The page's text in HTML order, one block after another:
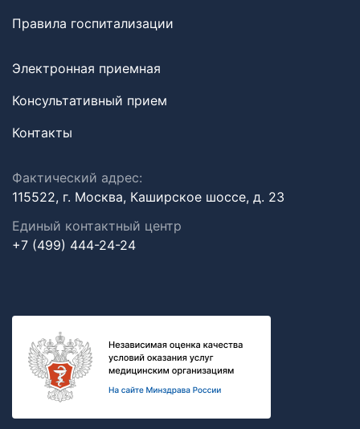
Правила госпитализации
Электронная приемная
Консультативный прием
Контакты
Фактический адрес:
115522, г. Москва, Каширское шоссе, д. 23
Единый контактный центр
+7 (499) 444-24-24